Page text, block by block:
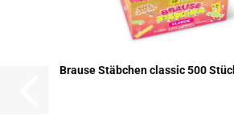
Brau­se Stäb­chen clas­sic 500